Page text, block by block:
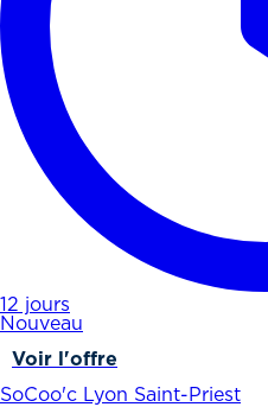
12 jours
Nouveau
Voir l'offre
SoCoo'c Lyon Saint-Priest